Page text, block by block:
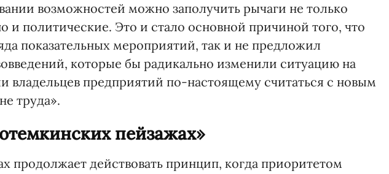
возможностей можно заполучить рычаги не только
и политические. Это и стало основной причиной того, что
показательных мероприятий, так и не предложил
которые бы радикально изменили ситуацию на
владельцев предприятий по-настоящему считаться с новым
труда».
пейзажах»
продолжает действовать принцип, когда приоритетом